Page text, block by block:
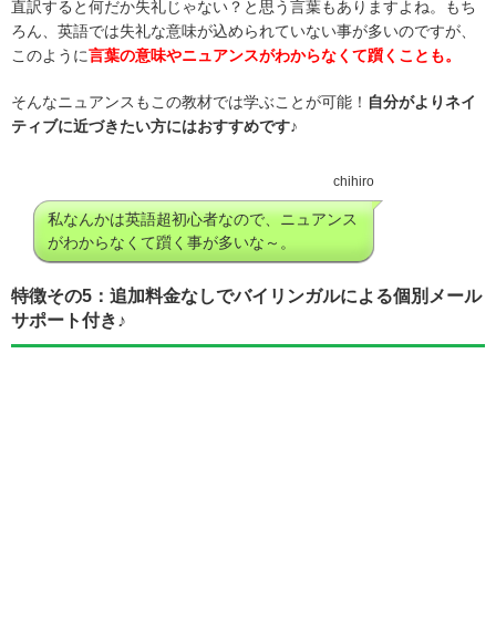
直訳すると何だか失礼じゃない？と思う言葉もありますよね。もち
ろん、英語では失礼な意味が込められていない事が多いのですが、
このように言葉の意味やニュアンスがわからなくて躓くことも。
そんなニュアンスもこの教材では学ぶことが可能！ 自分がよりネイ
ティブに近づきたい方にはおすすめです♪
chihiro
私なんかは英語超初心者なので、ニュアンス
がわからなくて躓く事が多いな～。
特徴その5：追加料金なしでバイリンガルによる個別メール
サポート付き♪